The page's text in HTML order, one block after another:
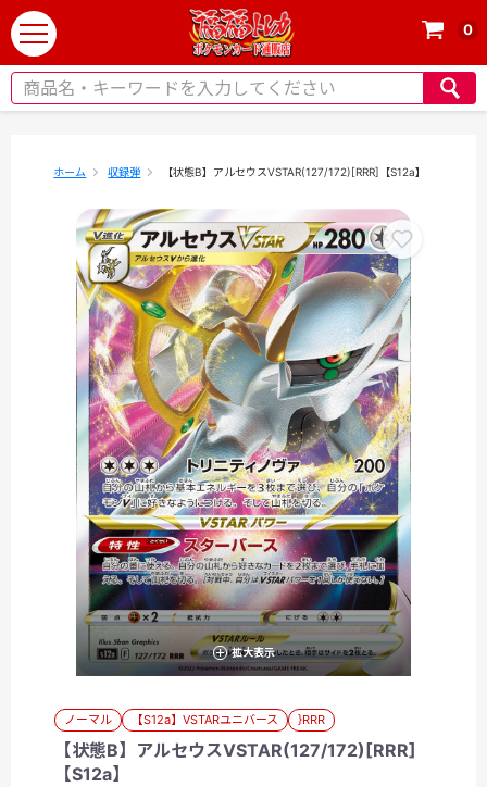
t
o
g
0
ホーム 収録弾 【状態B】アルセウスVSTAR(127/172)[RRR]【S12a】
拡大表示
ノーマル 【S12a】VSTARユニバース }RRR
【状態B】アルセウスVSTAR(127/172)[RRR]
【S12a】